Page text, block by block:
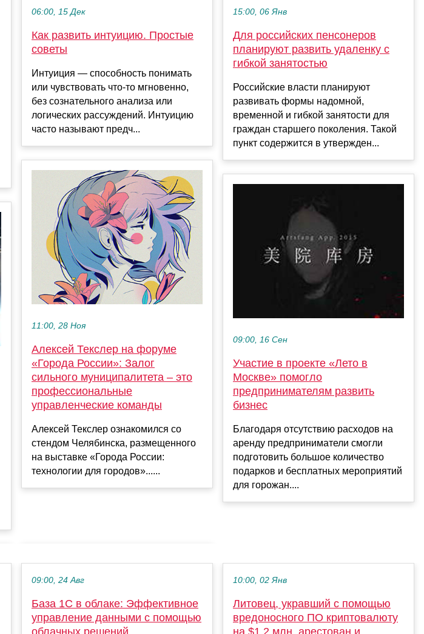
06:00, 15 Дек
Как развить интуицию. Простые
советы
Интуиция — способность понимать
или чувствовать что-то мгновенно,
без сознательного анализа или
логических рассуждений. Интуицию
часто называют предч...
11:00, 28 Ноя
Алексей Текслер на форуме
«Города России»: Залог
сильного муниципалитета – это
профессиональные
управленческие команды
Алексей Текслер ознакомился со
стендом Челябинска, размещенного
на выставке «Города России:
технологии для городов»......
15:00, 06 Янв
Для российских пенсонеров
планируют развить удаленку с
гибкой занятостью
Российские власти планируют
развивать формы надомной,
временной и гибкой занятости для
граждан старшего поколения. Такой
пункт содержится в утвержден...
09:00, 16 Сен
Участие в проекте «Лето в
Москве» помогло
предпринимателям развить
бизнес
Благодаря отсутствию расходов на
аренду предприниматели смогли
подготовить большое количество
подарков и бесплатных мероприятий
для горожан....
09:00, 24 Авг
База 1С в облаке: Эффективное
управление данными с помощью
10:00, 02 Янв
Литовец, укравший с помощью
вредоносного ПО криптовалюту